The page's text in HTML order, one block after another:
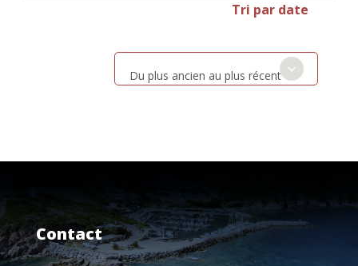
Tri par date
Du plus ancien au plus récent
Contact